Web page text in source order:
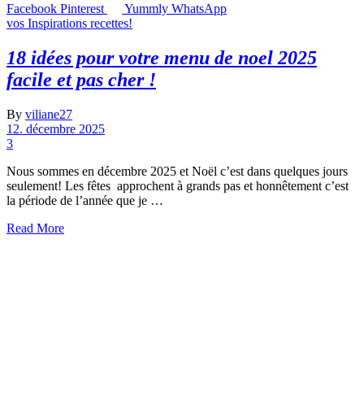
Facebook Pinterest Yummly WhatsApp
vos Inspirations recettes!
18 idées pour votre menu de noel 2025
facile et pas cher !
By viliane27
12. décembre 2025
3
Nous sommes en décembre 2025 et Noël c’est dans quelques jours
seulement! Les fêtes approchent à grands pas et honnêtement c’est
la période de l’année que je …
Read More